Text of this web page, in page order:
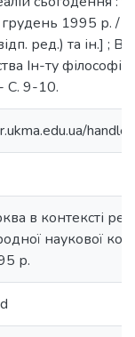
1995 р. /
ред.) та ін.] ;
Ін-ту
С. 9-10.
в контексті
наукової
р.